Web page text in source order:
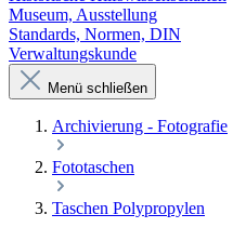
Museum, Ausstellung
Standards, Normen, DIN
Verwaltungskunde
Menü schließen
Archivierung - Fotografie
Fototaschen
Taschen Polypropylen